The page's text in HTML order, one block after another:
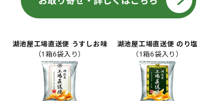
湖池屋工場直送便 うすしお味
（1箱6袋入り）
湖池屋工場直送便 のり塩
（1箱6袋入り）